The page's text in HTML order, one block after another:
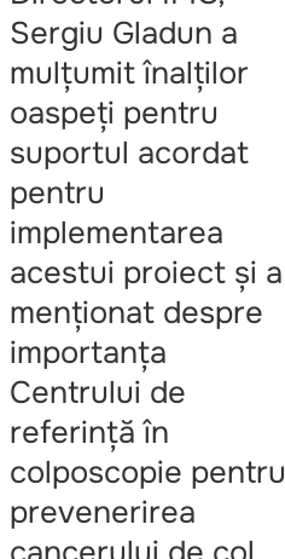
Sergiu Gladun a
mulțumit înalților
oaspeți pentru
suportul acordat
pentru
implementarea
acestui proiect și a
menționat despre
importanța
Centrului de
referință în
colposcopie pentru
prevenerirea